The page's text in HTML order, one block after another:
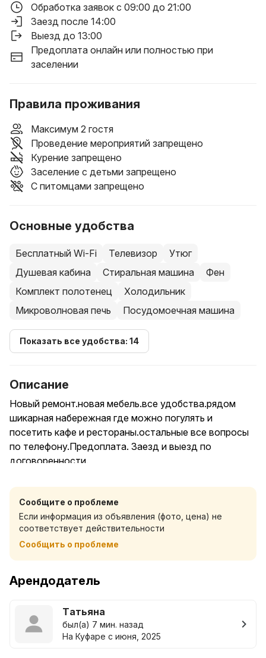
Обработка заявок с 09:00 до 21:00
Заезд после 14:00
Выезд до 13:00
Предоплата онлайн или полностью при
заселении
Правила проживания
Максимум 2 гостя
Проведение мероприятий запрещено
Курение запрещено
Заселение с детьми запрещено
С питомцами запрещено
Основные удобства
Бесплатный Wi-Fi Телевизор
Утюг
Душевая кабина
Стиральная машина
Фен
Комплект полотенец
Холодильник
Микроволновая печь
Посудомоечная машина
Показать все удобства: 14
Описание
Новый ремонт.новая мебель.все удобства.рядом
шикарная набережная где можно погулять и
посетить кафе и рестораны.остальные все вопросы
по телефону.Предоплата. Заезд и выезд по
договоренности.
Сообщите о проблеме
Если информация из объявления (фото, цена) не
соответствует действительности
Сообщить о проблеме
Арендодатель
Татьяна
был(а) 7 мин. назад
На Куфаре с июня, 2025